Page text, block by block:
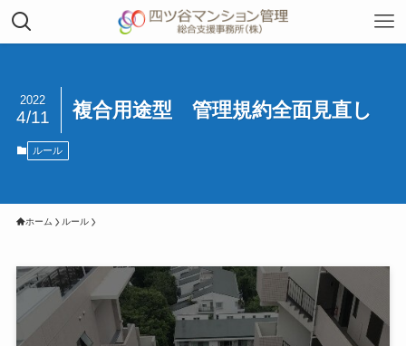
複合用途型 管理規約全面見直し
2022
4/11
ルール
ホーム ルール